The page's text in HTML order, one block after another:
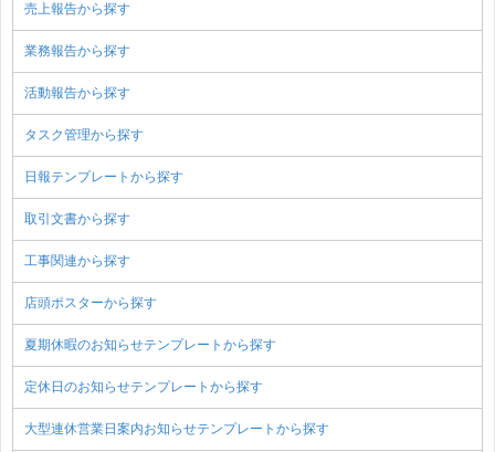
売上報告から探す
業務報告から探す
活動報告から探す
タスク管理から探す
日報テンプレートから探す
取引文書から探す
工事関連から探す
店頭ポスターから探す
夏期休暇のお知らせテンプレートから探す
定休日のお知らせテンプレートから探す
大型連休営業日案内お知らせテンプレートから探す